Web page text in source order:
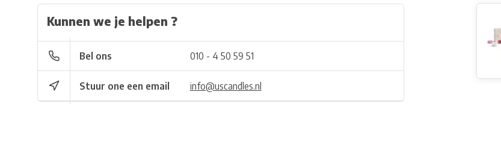
Kunnen we je helpen ?
Bel ons 010 - 4 50 59 51
Stuur one een email info@uscandles.nl